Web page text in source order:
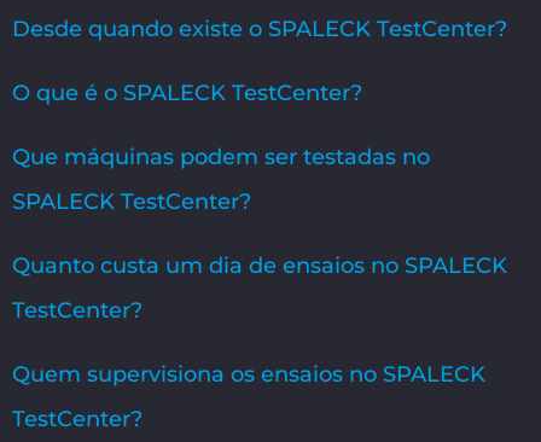
Desde quando existe o SPALECK TestCenter?
O que é o SPALECK TestCenter?
Que máquinas podem ser testadas no
SPALECK TestCenter?
Quanto custa um dia de ensaios no SPALECK
TestCenter?
Quem supervisiona os ensaios no SPALECK
TestCenter?